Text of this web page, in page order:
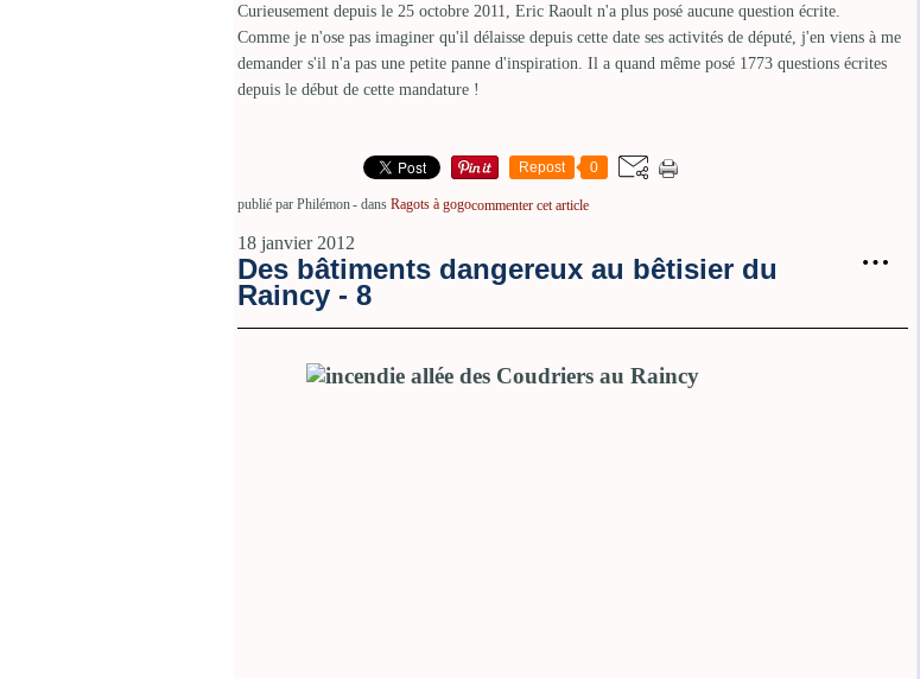
Curieusement depuis le 25 octobre 2011, Eric Raoult n'a plus posé aucune question écrite.
Comme je n'ose pas imaginer qu'il délaisse depuis cette date ses activités de député, j'en viens à me
demander s'il n'a pas une petite panne d'inspiration. Il a quand même posé 1773 questions écrites
depuis le début de cette mandature !
Repost 0
publié par Philémon- dans Ragots à gogocommenter cet article
…
18 janvier 2012
Des bâtiments dangereux au bêtisier du
Raincy - 8